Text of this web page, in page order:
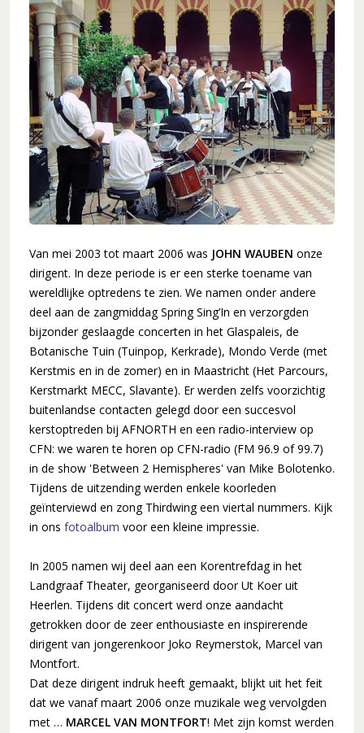
Koorleden
Begeleidingsband
Bestuur
Lid worden
Boekingen
Geschiedenis
Geschiedenis
Hoe het begon (1981)
Een 'echt' koor (1983)
Wereldlijke optredens (2003)
Thirdwing 25 jaar jong (2006)
Verhuizing (2007)
Dirigentenwisseling en druk jaar (2009-2010)
30 jaar en springlevend (2011-2012)
'Popkoor' Thirdwing (2013)
Dubbele dirigentenwissel (2015-2016)
De concertcommissie (2017-2018)
Musical Sing-Along en Corona (2019-2021)
Stabiliteit (2022-2024)
Sponsorkliks
Van mei 2003 tot maart 2006 was JOHN WAUBEN onze
dirigent. In deze periode is er een sterke toename van
wereldlijke optredens te zien. We namen onder andere
deel aan de zangmiddag Spring Sing’In en verzorgden
bijzonder geslaagde concerten in het Glaspaleis, de
Botanische Tuin (Tuinpop, Kerkrade), Mondo Verde (met
Kerstmis en in de zomer) en in Maastricht (Het Parcours,
Kerstmarkt MECC, Slavante). Er werden zelfs voorzichtig
buitenlandse contacten gelegd door een succesvol
kerstoptreden bij AFNORTH en een radio-interview op
CFN: we waren te horen op CFN-radio (FM 96.9 of 99.7)
in de show 'Between 2 Hemispheres' van Mike Bolotenko.
Tijdens de uitzending werden enkele koorleden
geïnterviewd en zong Thirdwing een viertal nummers. Kijk
in ons fotoalbum voor een kleine impressie.
In 2005 namen wij deel aan een Korentrefdag in het
Landgraaf Theater, georganiseerd door Ut Koer uit
Heerlen. Tijdens dit concert werd onze aandacht
getrokken door de zeer enthousiaste en inspirerende
dirigent van jongerenkoor Joko Reymerstok, Marcel van
Montfort.
Dat deze dirigent indruk heeft gemaakt, blijkt uit het feit
dat we vanaf maart 2006 onze muzikale weg vervolgden
met … MARCEL VAN MONTFORT! Met zijn komst werden